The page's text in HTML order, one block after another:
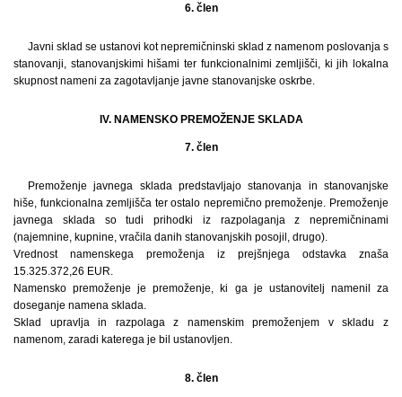
6. člen
Javni sklad se ustanovi kot nepremičninski sklad z namenom poslovanja s
stanovanji, stanovanjskimi hišami ter funkcionalnimi zemljišči, ki jih lokalna
skupnost nameni za zagotavljanje javne stanovanjske oskrbe.
IV. NAMENSKO PREMOŽENJE SKLADA
7. člen
Premoženje javnega sklada predstavljajo stanovanja in stanovanjske
hiše, funkcionalna zemljišča ter ostalo nepremično premoženje. Premoženje
javnega sklada so tudi prihodki iz razpolaganja z nepremičninami
(najemnine, kupnine, vračila danih stanovanjskih posojil, drugo).
Vrednost namenskega premoženja iz prejšnjega odstavka znaša
15.325.372,26 EUR.
Namensko premoženje je premoženje, ki ga je ustanovitelj namenil za
doseganje namena sklada.
Sklad upravlja in razpolaga z namenskim premoženjem v skladu z
namenom, zaradi katerega je bil ustanovljen.
8. člen